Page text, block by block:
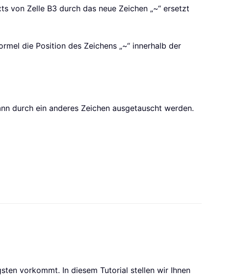
von Zelle B3 durch das neue Zeichen „~“ ersetzt
die Position des Zeichens „~“ innerhalb der
durch ein anderes Zeichen ausgetauscht werden.
vorkommt. In diesem Tutorial stellen wir Ihnen